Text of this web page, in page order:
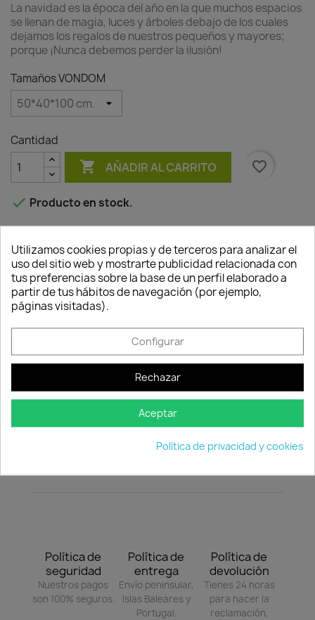
La navidad es la época del año en la que muchos espacios
se llenan de magia, luces y árboles debajo de los cuales
dejamos los regalos de nuestros pequeños y mayores;
porque ¡Nunca debemos perder la ilusión!
Tamaños VONDOM
Cantidad
 AÑADIR AL CARRITO favorite_border
 Producto en stock.
Descripción Detalles del producto
Forest diseñado por Ramón Esteve es un árbol
navideño de líneas limpias y depuradas, es decir,
es un complemento navideño sobrio y elegante.
Este árbol está disponible en 3 tamaños
Color principal: Hielo.
PLAZO DE ENTREGA 15-20 DIAS LABORABLES.
Política de
seguridad
Nuestros pagos
son 100% seguros.
Política de
entrega
Envío peninsular,
Islas Baleares y
Portugal.
Política de
devolución
Tienes 24 horas
para hacer la
reclamación,
Utilizamos cookies propias y de terceros para analizar el
uso del sitio web y mostrarte publicidad relacionada con
tus preferencias sobre la base de un perfil elaborado a
partir de tus hábitos de navegación (por ejemplo,
páginas visitadas).
Configurar
Rechazar
Aceptar
Política de privacidad y cookies
Consentimiento de cookies